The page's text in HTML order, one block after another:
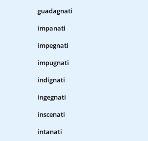
guadagnati
impanati
impegnati
impugnati
indignati
ingegnati
inscenati
intanati